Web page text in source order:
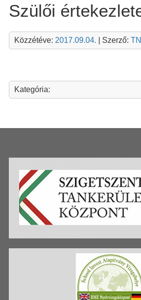
Szülői
Közzétéve: 2017.09.04. | Szerző:
Kategória: